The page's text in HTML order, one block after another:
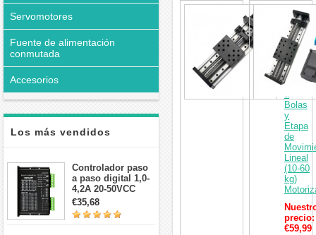
Servomotores
Fuente de alimentación
conmutada
Accesorios
Los más vendidos
Controlador paso
a paso digital 1,0-
4,2A 20-50VCC
para motor paso a
paso Nema 17, 23,
24
€35,68
interesar
Mesa
CNC
de
Doble
Guía
con
Husillo
a
Bolas
y
Etapa
de
Lineal
(10‑60
kg)
precio:
€59,99